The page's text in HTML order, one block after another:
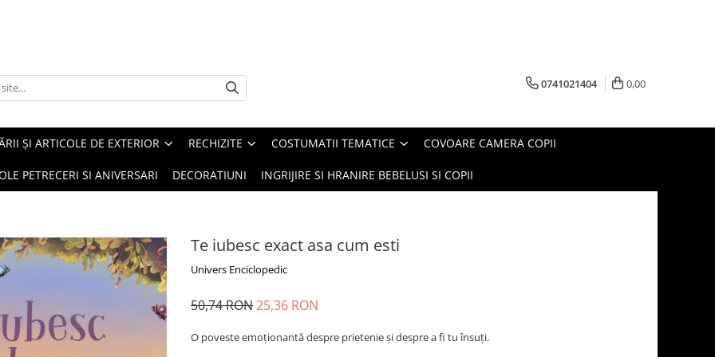
0741021404 0,00
ȘI ARTICOLE DE EXTERIOR RECHIZITE COSTUMATII TEMATICE COVOARE CAMERA COPII
PETRECERI SI ANIVERSARI DECORATIUNI INGRIJIRE SI HRANIRE BEBELUSI SI COPII
Te iubesc exact asa cum esti
Univers Enciclopedic
50,74 RON25,36 RON
O poveste emoționantă despre prietenie și despre a fi tu însuți.